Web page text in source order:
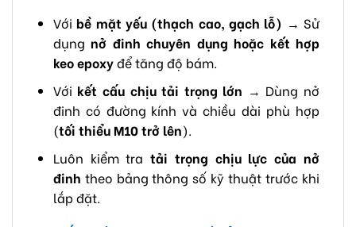
Vớibề mặt yếu (thạch cao, gạch lỗ) → Sử
dụngnở đinh chuyên dụng hoặc kết hợp
keo epoxyđể tăng độ bám.
Với kết cấu chịu tải trọng lớn → Dùng nở
đinh có đường kính và chiều dài phù hợp
(tối thiểu M10 trở lên).
Luôn kiểm tratải trọng chịu lực của nở
đinh theo bảng thông số kỹ thuật trước khi
lắp đặt.